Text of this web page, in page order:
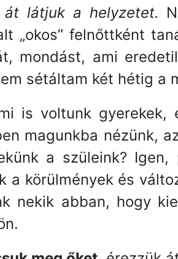
át látjuk a helyzetet.
„okos” felnőttként
mondást, ami
sétáltam két hétig a
is voltunk
magunkba nézünk,
a szüleink?
a körülmények és
nekik abban, hogy